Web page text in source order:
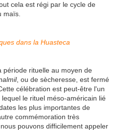
cela est régi par le cycle de
maïs.
dans la Huasteca
période rituelle au moyen de
, ou de sècheresse, est fermé
célébration est peut-être l'un
le rituel méso-américain lié
les plus importantes de
commémoration très
nous pouvons difficilement appeler